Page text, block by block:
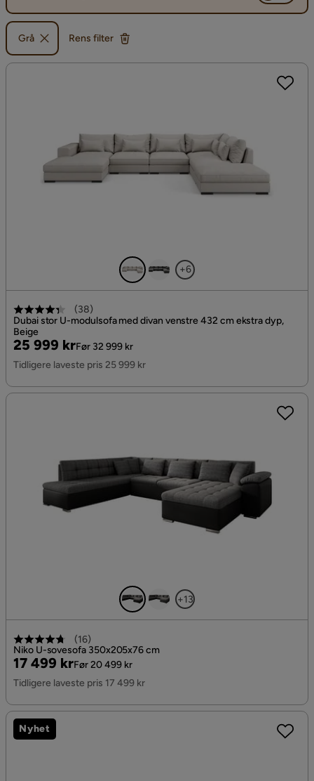
Grå Rens filter
+6
(38)
Dubai stor U-modulsofa med divan venstre 432 cm ekstra dyp,
Beige
Pris
25 999 kr
Original
Pris
Før 32 999 kr
Tidligere laveste pris 25 999 kr
+13
(16)
Niko U-sovesofa 350x205x76 cm
Pris
17 499 kr
Original
Pris
Før 20 499 kr
Tidligere laveste pris 17 499 kr
Nyhet